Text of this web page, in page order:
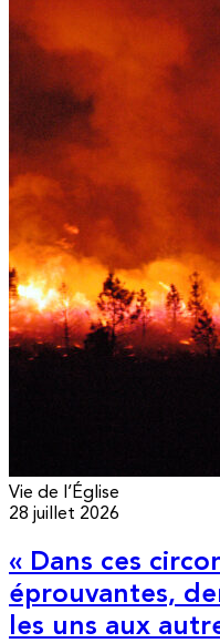
Vie de l’Église
28 juillet 2026
« Dans ces
éprouvantes,
les uns aux